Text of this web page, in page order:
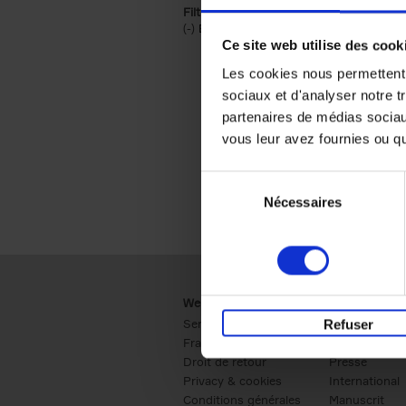
Ce site web utilise des
Les cookies nous
sociaux et d'analyser notre
partenaires de médias
vous leur avez fournies ou
Nécessaires
Refuser
Filtrer sur une catégorie racine
(-) Remove Économie & Management
Économie & Management
Webshop
Service clients
Frais de livraison
Droit de retour
Privacy & cookies
Conditions générales
Ventes
Presse
International
Manuscrit